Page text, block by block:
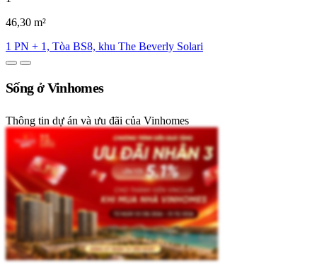
46,30 m²
1 PN + 1, Tòa BS8, khu The Beverly Solari
Sống ở Vinhomes
Thông tin dự án và ưu đãi của Vinhomes